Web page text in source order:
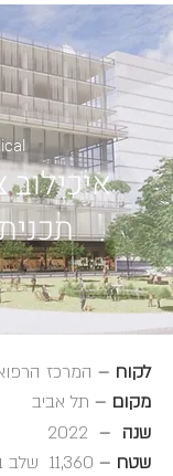
תכנית
לקוח – המרכז
מקום – תל אביב
שנה –
2022
שטח – 11,360 שלב ב 15,210 מ"ר